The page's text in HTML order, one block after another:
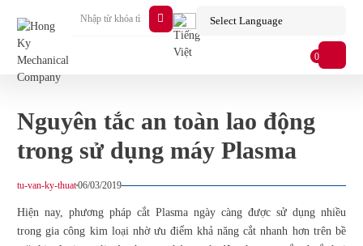
0
Nguyên tắc an toàn lao động
trong sử dụng máy Plasma
tu-van-ky-thuat06/03/2019
Hiện nay, phương pháp cắt Plasma ngày càng được sử dụng nhiều
trong gia công kim loại nhờ ưu điểm khả năng cắt nhanh hơn trên bề